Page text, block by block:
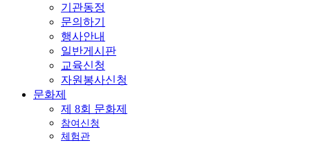
기관동정
문의하기
행사안내
일반게시판
교육신청
자원봉사신청
문화제
제 8회 문화제
참여신청
체험관